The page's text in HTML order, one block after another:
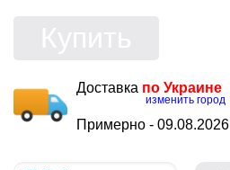
Доставка по Украине
изменить город
Примерно - 09.08.2026